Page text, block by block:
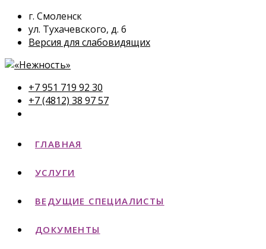
г. Смоленск
ул. Тухачевского, д. 6
Версия для слабовидящих
+7 951 719 92 30
+7 (4812) 38 97 57
ГЛАВНАЯ
УСЛУГИ
ВЕДУЩИЕ СПЕЦИАЛИСТЫ
ДОКУМЕНТЫ